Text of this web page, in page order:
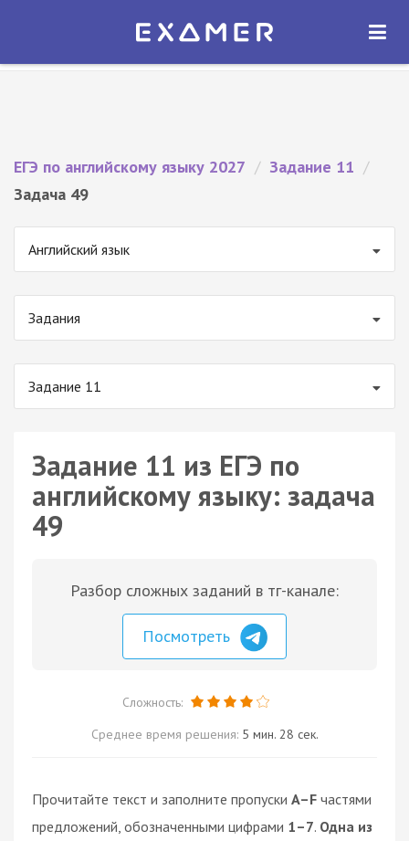
Экзамер — ЕГЭ 2027
ОТКРЫТЬ
ЕГЭ по английскому языку 2027 / Задание 11 /
Задача 49
Английский язык
Задания
Задание 11
Задание 11 из ЕГЭ по
английскому языку: задача
49
Разбор сложных заданий в тг-канале:
Посмотреть
Сложность:
Среднее время решения: 5 мин. 28 сек.
Прочитайте текст и заполните пропуски A–F частями
предложений, обозначенными цифрами 1–7. Одна из